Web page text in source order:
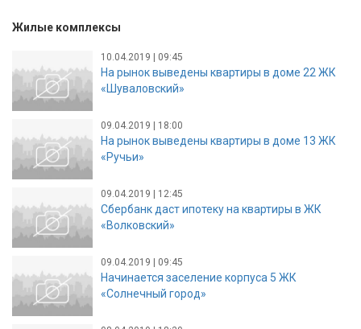
Жилые комплексы
10.04.2019 | 09:45
На рынок выведены квартиры в доме 22 ЖК
«Шуваловский»
09.04.2019 | 18:00
На рынок выведены квартиры в доме 13 ЖК
«Ручьи»
09.04.2019 | 12:45
Сбербанк даст ипотеку на квартиры в ЖК
«Волковский»
09.04.2019 | 09:45
Начинается заселение корпуса 5 ЖК
«Солнечный город»